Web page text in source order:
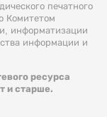
печатного
Комитетом
информатизации
информации и
ресурса
и старше.